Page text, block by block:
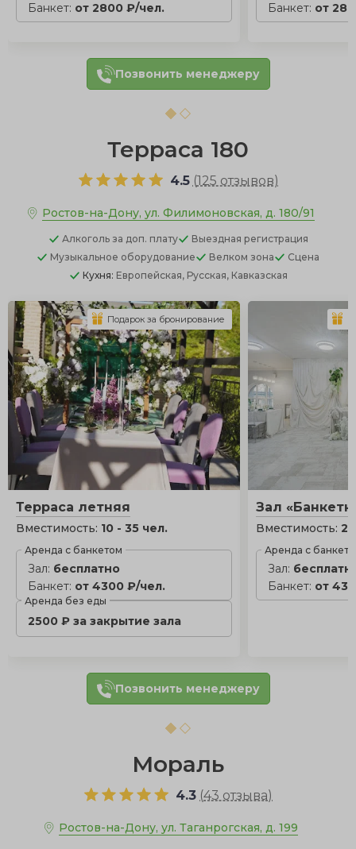
Банкет: от 2800 ₽/чел.
Банкет: от
Позвонить менеджеру
Терраса 180
4.5 (125 отзывов)
Ростов-на-Дону, ул. Филимоновская, д. 180/91
Алкоголь за доп. плату
Выездная регистрация
Музыкальное оборудование
Велком зона
Сцена
Кухня: Европейская, Русская, Кавказская
Терраса летняя
Вместимость: 10 - 35 чел.
Аренда с банкетом
Зал: бесплатно
Банкет: от 4300 ₽/чел.
Аренда без еды
2500 ₽ за закрытие зала
Подарок за бронирование
Зал
Вместимость:
Аренда с
Зал:
Банкет: от
Позвонить менеджеру
Мораль
4.3 (43 отзыва)
Ростов-на-Дону, ул. Таганрогская, д. 199